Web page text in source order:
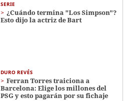
SERIE
¿Cuándo termina "Los Simpson"?
Esto dijo la actriz de Bart
DURO REVÉS
Ferran Torres traiciona a
Barcelona: Elige los millones del
PSG y esto pagarán por su fichaje